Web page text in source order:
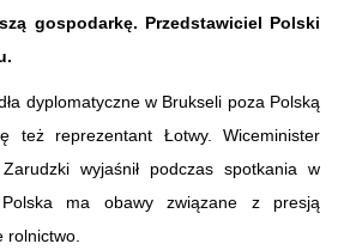
gospodarkę. Przedstawiciel Polski
dyplomatyczne w Brukseli poza Polską
też reprezentant Łotwy. Wiceminister
wyjaśnił podczas spotkania w
ma obawy związane z presją
rolnictwo.